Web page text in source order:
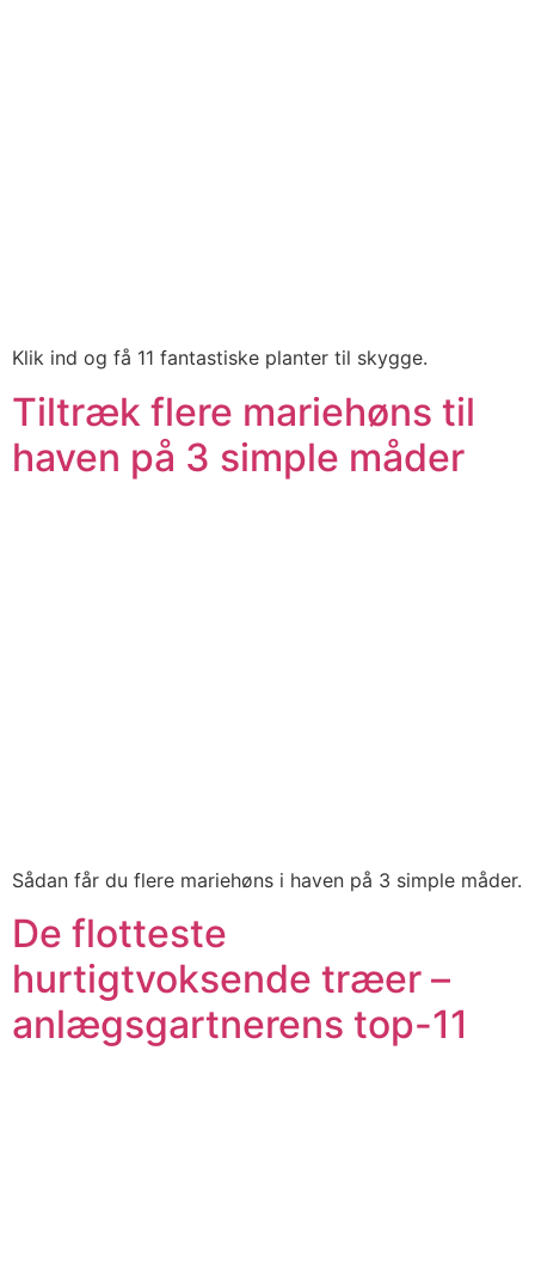
Klik ind og få 11 fantastiske planter til skygge.
Tiltræk flere mariehøns til
haven på 3 simple måder
Sådan får du flere mariehøns i haven på 3 simple måder.
De flotteste
hurtigtvoksende træer –
anlægsgartnerens top-11